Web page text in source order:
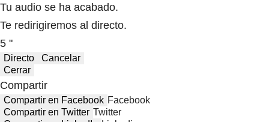
Tu audio se ha acabado.
Te redirigiremos al directo.
5 "
Directo
Cancelar
Cerrar
Compartir
Compartir en Facebook Facebook
Compartir en Twitter Twitter